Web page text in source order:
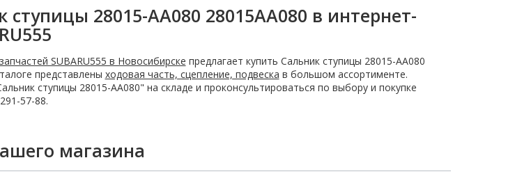
ступицы 28015-AA080 28015AA080 в интернет-
SUBARU555 в Новосибирске предлагает купить Сальник ступицы 28015-AA080
представлены ходовая часть, сцепление, подвеска в большом ассортименте.
ступицы 28015-AA080" на складе и проконсультироваться по выбору и покупке
57-88.
магазина